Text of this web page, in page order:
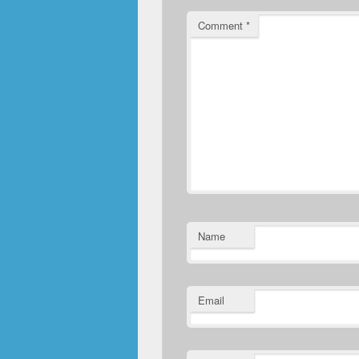
Comment *
Name
Email